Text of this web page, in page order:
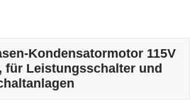
Kondensatormotor 115V
für Leistungsschalter und